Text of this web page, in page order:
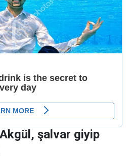
şalvar giyip